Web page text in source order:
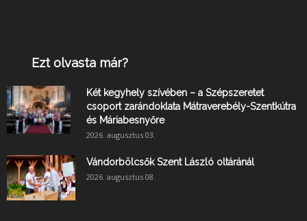
Ezt olvasta már?
Két kegyhely szívében – a Szépszeretet
csoport zarándoklata Mátraverebély-Szentkútra
és Máriabesnyőre
2026. augusztus 03.
Vándorbölcsők Szent László oltáránál
2026. augusztus 08.